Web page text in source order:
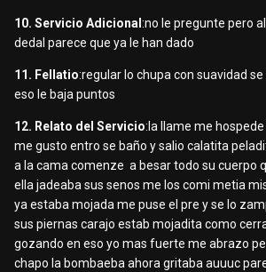
10. Servicio Adicional :no le pregunte pero
dedal parece que ya le han dado
11. Fellatio:regular lo chupa con suavidad
eso le baja puntos
12. Relato del Servicio:la llame me
me gusto entro se baño y salio calatita
a la cama comenze a besar todo su cuerpo
ella jadeaba sus senos me los comi metia
ya estaba mojada me puse el pre y se lo
sus piernas carajo estab mojadita como
gozando en eso yo mas fuerte me abrazo
chapo la bombaeba ahora gritaba auuuc